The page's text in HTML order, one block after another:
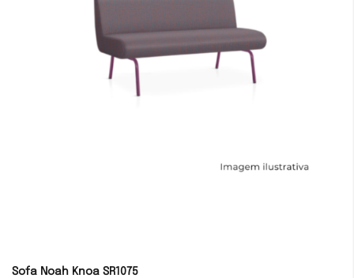
Sofa Noah Knoa SR1075